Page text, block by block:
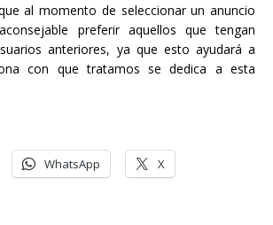
al momento de seleccionar un anuncio
preferir aquellos que tengan
anteriores, ya que esto ayudará a
con que tratamos se dedica a esta
WhatsApp X